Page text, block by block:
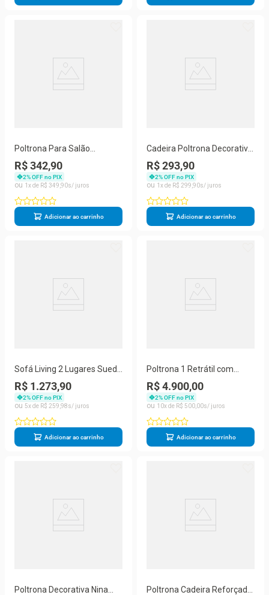
Poltrona Para Salão
Recepção Consultório
Courino Bege
R$ 342,90
2% OFF no PIX
1
R$ 349 90
Adicionar ao carrinho
Cadeira Poltrona Decorativa
Reforçada Sala De Espera ?
Balaqui Decor Cor:Bege
R$ 293,90
2% OFF no PIX
1
R$ 299 90
Adicionar ao carrinho
Sofá Living 2 Lugares Suede
Resistente Madeira +
Almofadas Marrom
R$ 1.273,90
2% OFF no PIX
5
R$ 259 98
Adicionar ao carrinho
Poltrona 1 Retrátil com
Porta Copos Suede Café
Balaqui Decor 86CM
R$ 4.900,00
2% OFF no PIX
10
R$ 500 00
Adicionar ao carrinho
Poltrona Decorativa Nina
Poltrona Cadeira Reforçada